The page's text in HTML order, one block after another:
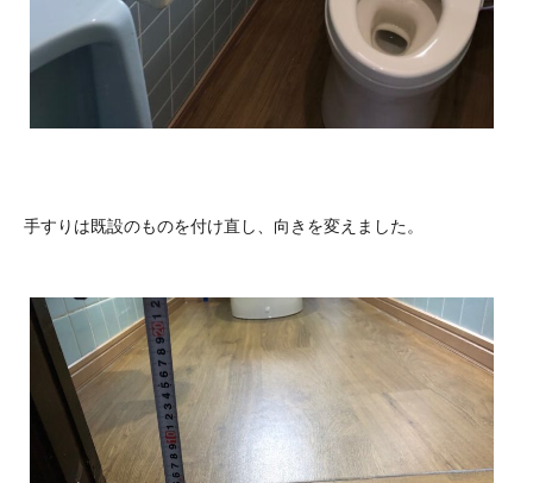
手すりは既設のものを付け直し、向きを変えました。